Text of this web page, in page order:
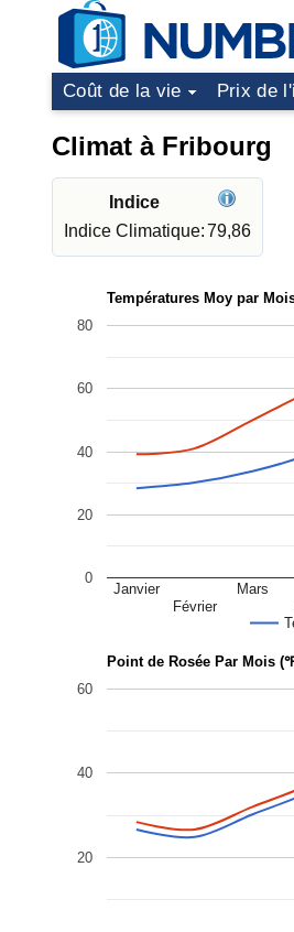
Coût de la vie Prix de
Climat à Fribourg
Indice
Indice Climatique:79,86
Températures Moy par
Janvier
Février
Mars
0
20
40
60
80
Point de Rosée Par Mois
20
40
60